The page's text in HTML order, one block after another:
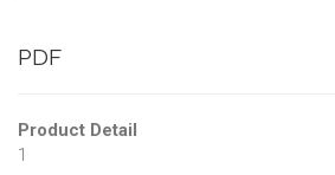
PDF
Product Detail
1